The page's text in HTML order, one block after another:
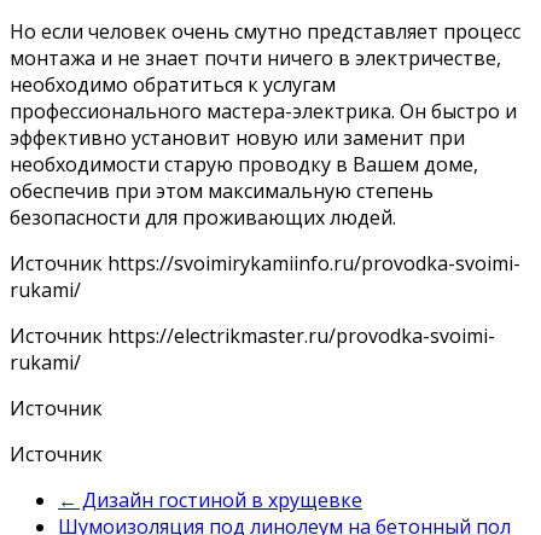
Но если человек очень смутно представляет процесс
монтажа и не знает почти ничего в электричестве,
необходимо обратиться к услугам
профессионального мастера-электрика. Он быстро и
эффективно установит новую или заменит при
необходимости старую проводку в Вашем доме,
обеспечив при этом максимальную степень
безопасности для проживающих людей.
Источник https://svoimirykamiinfo.ru/provodka-svoimi-
rukami/
Источник https://electrikmaster.ru/provodka-svoimi-
rukami/
Источник
Источник
← Дизайн гостиной в хрущевке
Шумоизоляция под линолеум на бетонный пол